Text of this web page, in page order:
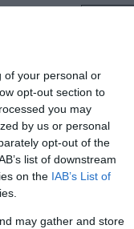
of your personal or
opt-out section to
you may
by us or personal
opt-out of the
list of downstream
on the IAB’s List of
may gather and store
AIRBNB
BUDAPEST
FEJLESZTÉS